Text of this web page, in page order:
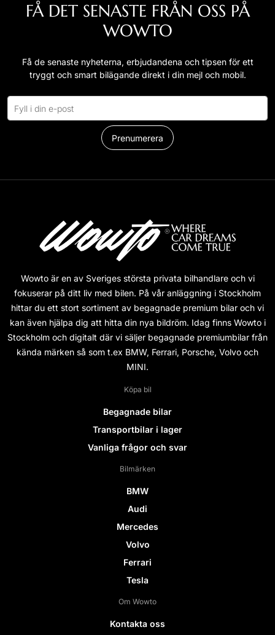
FÅ DET SENASTE FRÅN OSS PÅ
WOWTO
Få de senaste nyheterna, erbjudandena och tipsen för ett
tryggt och smart bilägande direkt i din mejl och mobil.
Prenumerera
Wowto är en av Sveriges största privata bilhandlare och vi
fokuserar på ditt liv med bilen. På vår anläggning i Stockholm
hittar du ett stort sortiment av begagnade premium bilar och vi
kan även hjälpa dig att hitta din nya bildröm. Idag finns Wowto i
Stockholm och digitalt där vi säljer begagnade premiumbilar från
kända märken så som t.ex BMW, Ferrari, Porsche, Volvo och
MINI.
Köpa bil
Begagnade bilar
Transportbilar i lager
Vanliga frågor och svar
Bilmärken
BMW
Audi
Mercedes
Volvo
Ferrari
Tesla
Om Wowto
Kontakta oss